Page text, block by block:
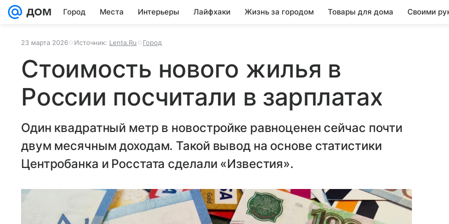
Город Места Интерьеры Лайфхаки Жизнь за городом Товары для дома Своими
23 марта 2026 Источник: Lenta.Ru Город
Стоимость нового жилья в
России посчитали в зарплатах
Один квадратный метр в новостройке равноценен сейчас почти
двум месячным доходам. Такой вывод на основе статистики
Центробанка и Росстата сделали «Известия».